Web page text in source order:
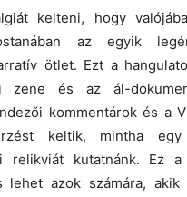
kelteni, hogy
az egyik
ötlet. Ezt a
és az ál-
kommentárok és a
keltik, mintha egy
relikviát kutatnánk. Ez a
lehet azok számára,